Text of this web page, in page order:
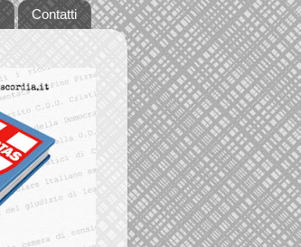
Contatti